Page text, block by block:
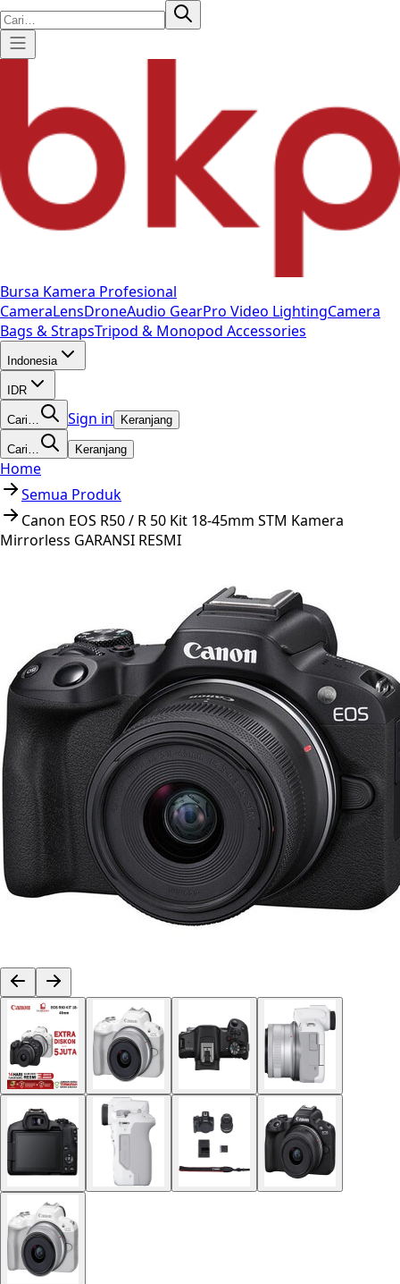
Bursa Kamera Profesional
CameraLensDroneAudio GearPro Video LightingCamera
Bags & StrapsTripod & Monopod Accessories
Indonesia
IDR
Cari… Sign in Keranjang
Cari… Keranjang
Home
Semua Produk
Canon EOS R50 / R 50 Kit 18-45mm STM Kamera
Mirrorless GARANSI RESMI